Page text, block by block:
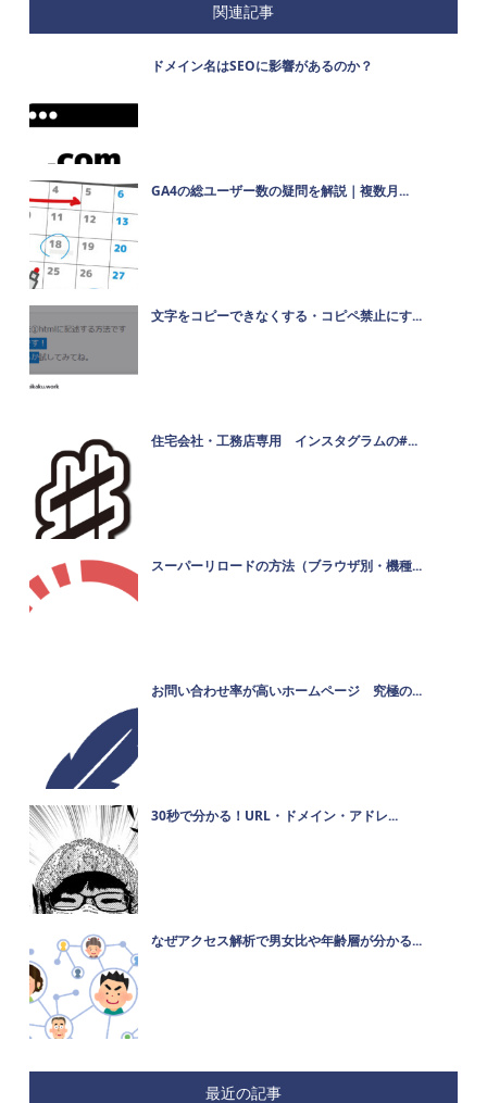
関連記事
ドメイン名はSEOに影響があるのか？
GA4の総ユーザー数の疑問を解説｜複数月...
文字をコピーできなくする・コピペ禁止にす...
住宅会社・工務店専用 インスタグラムの#...
スーパーリロードの方法（ブラウザ別・機種...
お問い合わせ率が高いホームページ 究極の...
30秒で分かる！URL・ドメイン・アドレ...
なぜアクセス解析で男女比や年齢層が分かる...
最近の記事